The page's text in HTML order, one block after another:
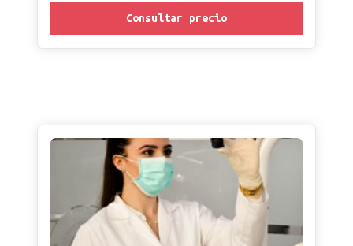
Consultar precio